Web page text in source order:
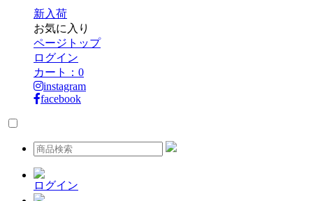
新入荷
お気に入り
ページトップ
ログイン
カート： 0
instagram
facebook
ログイン